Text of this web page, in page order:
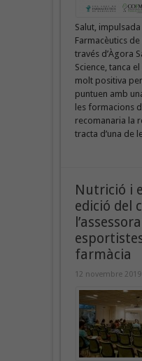
Salut,
Farmacèutics
través d’Àgora
Science, tanca
molt positiva
puntuen amb
les formacions
recomanaria la
tracta d’una de
Nutrició i
edició del
farmàcia
12 novembre 2019